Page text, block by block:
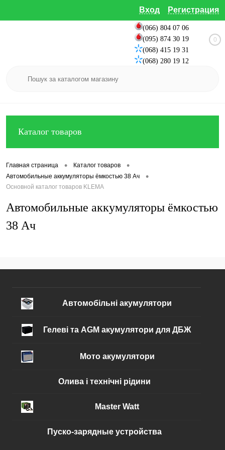
Вход Регистрация
(066) 804 07 06
(095) 874 30 19
(068) 415 19 31
(068) 280 19 12
0
Каталог товаров
Главная страница • Каталог товаров •
Автомобильные аккумуляторы ёмкостью 38 Ач •
Основной каталог товаров KLEMA
Автомобильные аккумуляторы ёмкостью
38 Ач
Автомобільні акумулятори
Гелеві та AGM акумулятори для ДБЖ
Мото акумулятори
Олива і технічні рідини
Master Watt
Пуско-зарядные устройства